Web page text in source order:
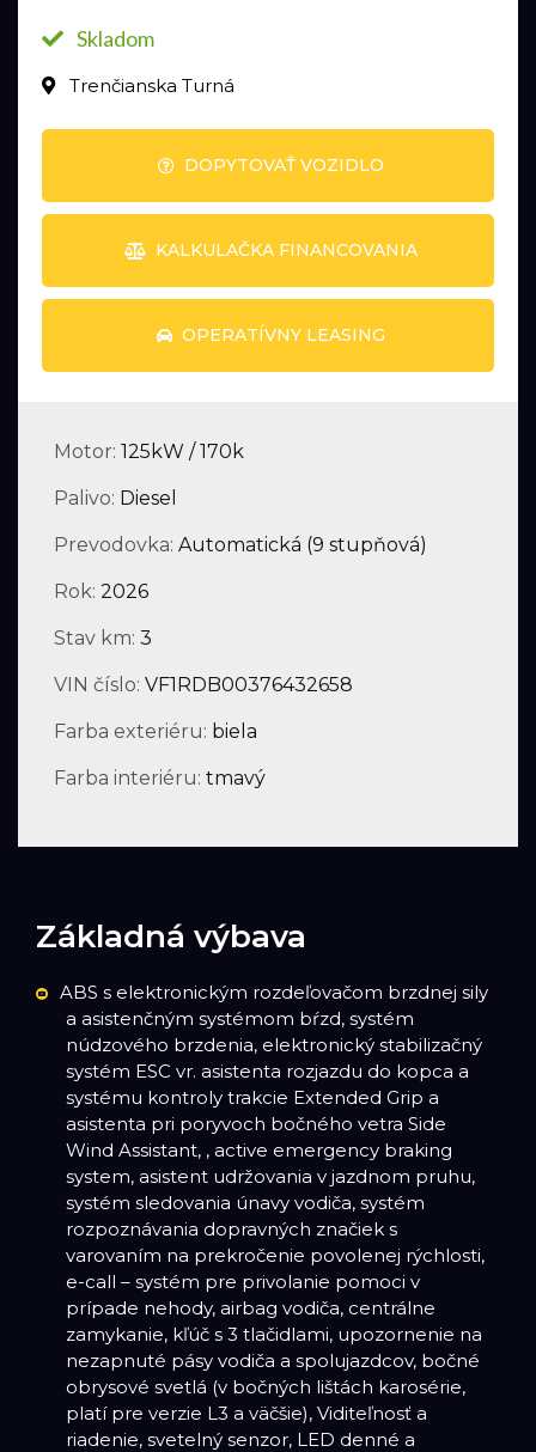
Skladom
Trenčianska Turná
DOPYTOVAŤ VOZIDLO
KALKULAČKA FINANCOVANIA
OPERATÍVNY LEASING
Motor: 125kW / 170k
Palivo: Diesel
Prevodovka: Automatická (9 stupňová)
Rok: 2026
Stav km: 3
VIN číslo: VF1RDB00376432658
Farba exteriéru: biela
Farba interiéru: tmavý
Základná výbava
ABS s elektronickým rozdeľovačom brzdnej sily
a asistenčným systémom bŕzd, systém
núdzového brzdenia, elektronický stabilizačný
systém ESC vr. asistenta rozjazdu do kopca a
systému kontroly trakcie Extended Grip a
asistenta pri poryvoch bočného vetra Side
Wind Assistant, , active emergency braking
system, asistent udržovania v jazdnom pruhu,
systém sledovania únavy vodiča, systém
rozpoznávania dopravných značiek s
varovaním na prekročenie povolenej rýchlosti,
e-call – systém pre privolanie pomoci v
prípade nehody, airbag vodiča, centrálne
zamykanie, kľúč s 3 tlačidlami, upozornenie na
nezapnuté pásy vodiča a spolujazdcov, bočné
obrysové svetlá (v bočných lištách karosérie,
platí pre verzie L3 a väčšie), Viditeľnosť a
riadenie, svetelný senzor, LED denné a